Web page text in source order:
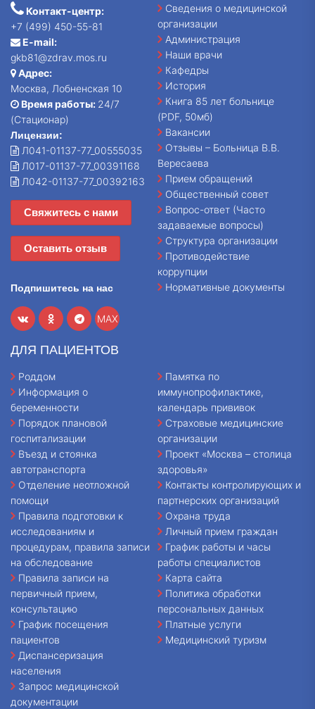
Контакт-центр:
+7 (499) 450-55-81
E-mail:
gkb81@zdrav.mos.ru
Адрес:
Москва, Лобненская 10
Время работы: 24/7
(Стационар)
Лицензии:
Л041-01137-77_00555035
Л017-01137-77_00391168
Л042-01137-77_00392163
Свяжитесь с нами
Оставить отзыв
Подпишитесь на нас
MAX
Сведения о медицинской
организации
Администрация
Наши врачи
Кафедры
История
Книга 85 лет больнице
(PDF, 50мб)
Вакансии
Отзывы – Больница В.В.
Вересаева
Прием обращений
Общественный совет
Вопрос-ответ (Часто
задаваемые вопросы)
Структура организации
Противодействие
коррупции
Нормативные документы
ДЛЯ ПАЦИЕНТОВ
Роддом
Информация о
беременности
Порядок плановой
госпитализации
Въезд и стоянка
автотранспорта
Отделение неотложной
помощи
Правила подготовки к
исследованиям и
процедурам, правила записи
на обследование
Правила записи на
первичный прием,
консультацию
График посещения
пациентов
Диспансеризация
населения
Запрос медицинской
документации
Памятка по
иммунопрофилактике,
календарь прививок
Страховые медицинские
организации
Проект «Москва – столица
здоровья»
Контакты контролирующих и
партнерских организаций
Охрана труда
Личный прием граждан
График работы и часы
работы специалистов
Карта сайта
Политика обработки
персональных данных
Платные услуги
Медицинский туризм